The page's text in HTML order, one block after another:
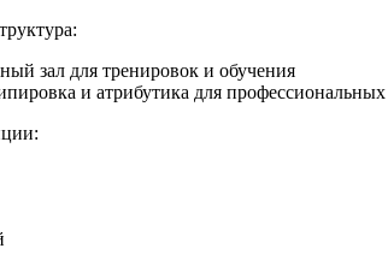
зал для тренировок и обучения
и атрибутика для профессиональных